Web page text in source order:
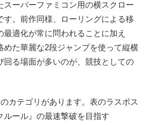
スーパーファミコン用の横スクロー
す。前作同様、ローリングによる移
適化が常に問われることに加え
めた華麗な2段ジャンプを使って縦横
回る場面が多いのが、競技としての
カテゴリがあります。表のラスボス
ルール』の最速撃破を目指す